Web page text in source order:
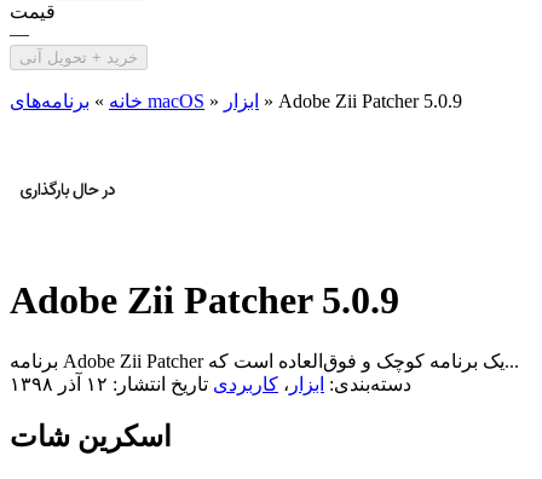
قیمت
—
خرید + تحویل آنی
خانه » برنامه‌های macOS » ابزار » Adobe Zii Patcher 5.0.9
Adobe Zii Patcher 5.0.9
برنامه Adobe Zii Patcher یک برنامه کوچک و فوق‌العاده است که...
دسته‌بندی: ابزار ، کاربردی تاریخ انتشار: ۱۲ آذر ۱۳۹۸
اسکرین شات